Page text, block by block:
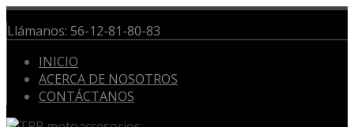
Llámanos: 56-12-81-80-83
INICIO
ACERCA DE NOSOTROS
CONTÁCTANOS